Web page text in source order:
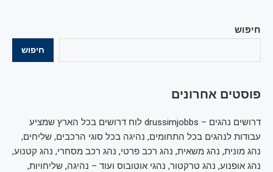
חיפוש
חיפוש
פוסטים אחרונים
דרושים נהגים – drussimjobbs לוח דרושים בכל הארץ שמציע
עבודות לנהגים בכל התחומים, נהיגה בכל סוגי הרכבים, שליחים,
נהג מונית, נהג משאית, נהג רכב פרטי, נהג רכב מסחרי, נהג קטנוע,
נהג אופנוע, נהג טרקטור, נהגי אוטובוס ועוד – נהיגה, שליחויות,